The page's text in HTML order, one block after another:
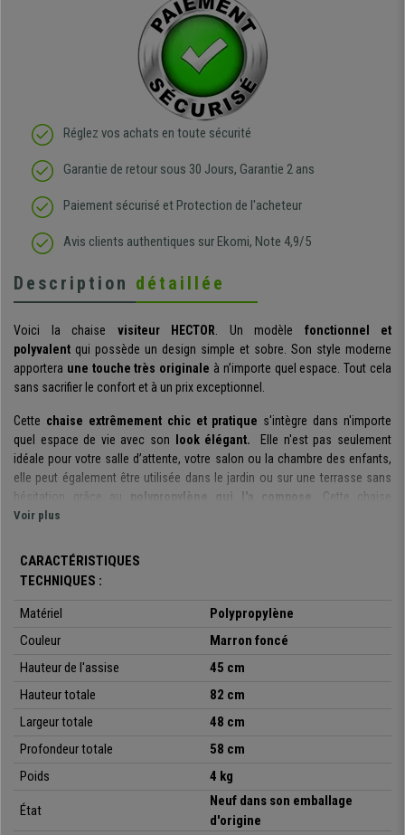
Réglez vos achats en toute sécurité
Garantie de retour sous 30 Jours, Garantie 2 ans
Paiement sécurisé et Protection de l'acheteur
Avis clients authentiques sur Ekomi, Note 4,9/5
Description détaillée
Voici la chaise visiteur HECTOR. Un modèle fonctionnel et
polyvalent qui possède un design simple et sobre. Son style moderne
apportera une touche très originale à n’importe quel espace. Tout cela
sans sacrifier le confort et à un prix exceptionnel.
Cette chaise extrêmement chic et pratique s'intègre dans n'importe
quel espace de vie avec son look élégant. Elle n'est pas seulement
idéale pour votre salle d’attente, votre salon ou la chambre des enfants,
elle peut également être utilisée dans le jardin ou sur une terrasse sans
hésitation grâce au
polypropylène qui l'a compose
. Cette chaise
esthydrofuge et résistante aux rayons UV
polyvalent. De plus, elle a l'avantage d'être empilable et grâce à son
poids léger, vous pourrez la manipuler aisément et
espaces .
En conclusion, c'est une chaise confortable et dequalité idéale
que vos clients ou vos invités se sentent chez eux. Sur notre site
fonctionnelles , à un prix imbattable. Laissez-vous séduire par ce modèle
indispensable et saisissez l'opportunité !
Idéal pour les réunions, conférences, etc.
Structure d'assise et de dossier confortable
Voir plus
CARACTÉRISTIQUES
TECHNIQUES :
Matériel
Polypropylène
Couleur
Marron foncé
Hauteur de l'assise
45 cm
Hauteur totale
82 cm
Largeur totale
48 cm
Profondeur totale
58 cm
Poids
4 kg
État
Neuf dans son emballage
d'origine